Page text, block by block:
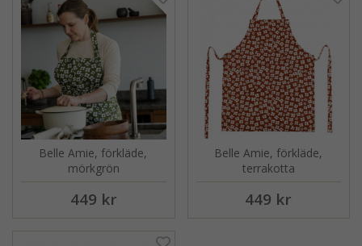
Belle Amie, förkläde,
mörkgrön
449 kr
Belle Amie, förkläde,
terrakotta
449 kr